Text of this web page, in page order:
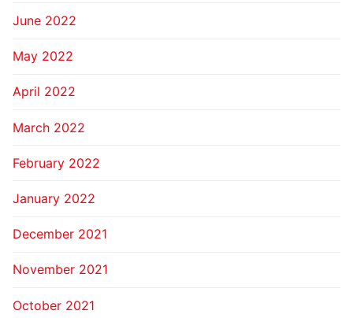
June 2022
May 2022
April 2022
March 2022
February 2022
January 2022
December 2021
November 2021
October 2021